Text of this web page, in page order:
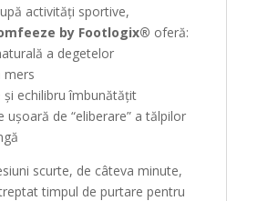
activități sportive,
by Footlogix® oferă:
a degetelor
echilibru îmbunătățit
de “eliberare” a tălpilor
scurte, de câteva minute,
timpul de purtare pentru